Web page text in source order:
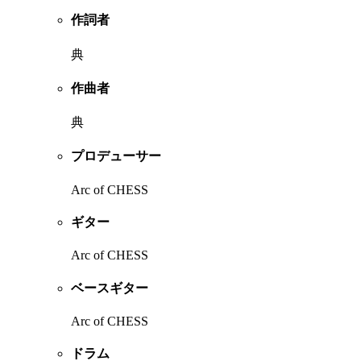
作詞者
典
作曲者
典
プロデューサー
Arc of CHESS
ギター
Arc of CHESS
ベースギター
Arc of CHESS
ドラム